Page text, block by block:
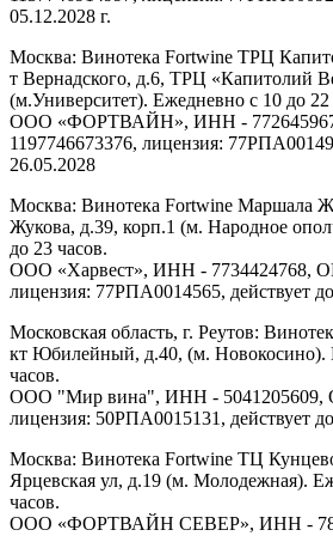
05.12.2028 г.
Москва: Винотека Fortwine ТРЦ
т Вернадского, д.6, ТРЦ «Капитолий
(м.Университет). Ежедневно с 10 до 22
ООО «ФОРТВАЙН», ИНН -
1197746673376, лицензия:
26.05.2028
Москва: Винотека Fortwine Маршала
Жукова, д.39, корп.1 (м. Народное
до 23 часов.
ООО «Харвест», ИНН - 7734424768,
лицензия: 77РПА0014565, действует
Московская область, г. Реутов:
кт Юбилейный, д.40, (м. Новокосино).
часов.
ООО "Мир вина", ИНН - 5041205609,
лицензия: 50РПА0015131, действует
Москва: Винотека Fortwine ТЦ
Ярцевская ул, д.19 (м. Молодежная).
часов.
ООО «ФОРТВАЙН СЕВЕР», ИНН -